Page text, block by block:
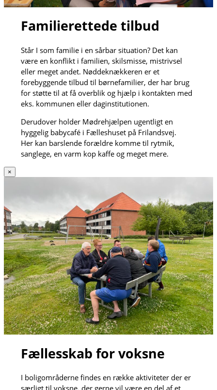
Familierettede tilbud
Står I som familie i en sårbar situation? Det kan
være en konflikt i familien, skilsmisse, mistrivsel
eller meget andet. Nøddeknækkeren er et
forebyggende tilbud til børnefamilier, der har brug
for støtte til at få overblik og hjælp i kontakten med
eks. kommunen eller daginstitutionen.
Derudover holder Mødrehjælpen ugentligt en
hyggelig babycafé i Fælleshuset på Frilandsvej.
Her kan barslende forældre komme til rytmik,
sanglege, en varm kop kaffe og meget mere.
×
Fællesskab for voksne
I boligområderne findes en række aktiviteter der er